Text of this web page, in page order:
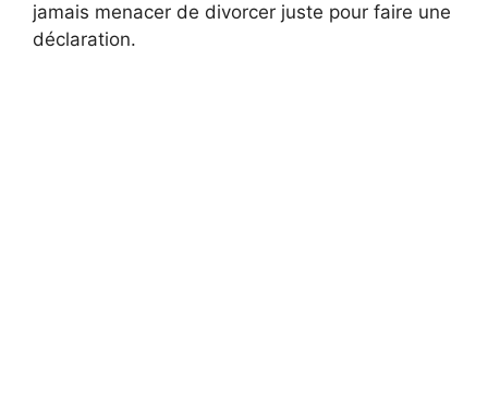
jamais menacer de divorcer juste pour faire une
déclaration.